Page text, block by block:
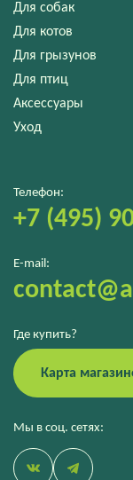
Телефон:
+7 (495)
E-mail:
Мы в соц. сетях:
Где купить?
Карта
Для собак
Для котов
Для грызунов
Для птиц
Аксессуары
Уход